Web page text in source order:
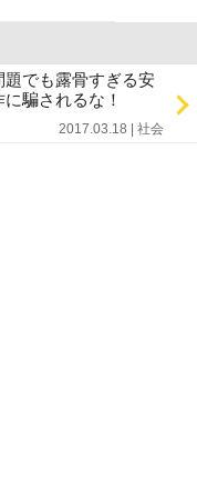
でも露骨すぎる安
騙されるな！
2017.03.18 | 社会